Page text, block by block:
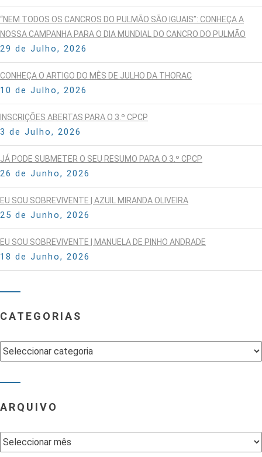
“NEM TODOS OS CANCROS DO PULMÃO SÃO IGUAIS”: CONHEÇA A
NOSSA CAMPANHA PARA O DIA MUNDIAL DO CANCRO DO PULMÃO
29 de Julho, 2026
CONHEÇA O ARTIGO DO MÊS DE JULHO DA THORAC
10 de Julho, 2026
INSCRIÇÕES ABERTAS PARA O 3.º CPCP
3 de Julho, 2026
JÁ PODE SUBMETER O SEU RESUMO PARA O 3.º CPCP
26 de Junho, 2026
EU SOU SOBREVIVENTE | AZUIL MIRANDA OLIVEIRA
25 de Junho, 2026
EU SOU SOBREVIVENTE | MANUELA DE PINHO ANDRADE
18 de Junho, 2026
CATEGORIAS
Categorias
ARQUIVO
Arquivo